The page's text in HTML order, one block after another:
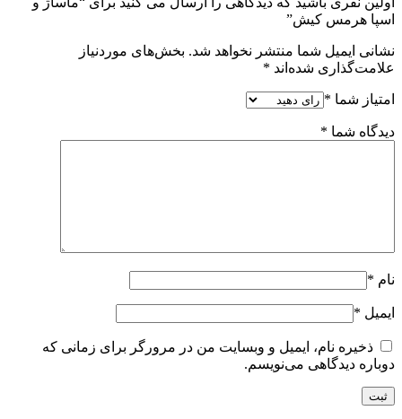
اسپا هرمس کیش”
نشانی ایمیل شما منتشر نخواهد شد. بخش‌های موردنیاز
علامت‌گذاری شده‌اند *
امتیاز شما *
دیدگاه شما *
نام *
ایمیل *
ذخیره نام، ایمیل و وبسایت من در مرورگر برای زمانی که
دوباره دیدگاهی می‌نویسم.